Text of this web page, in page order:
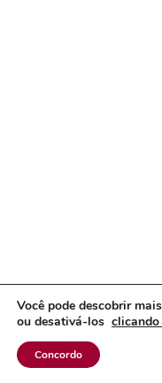
Você pode descobrir
ou desativá-los
Concordo